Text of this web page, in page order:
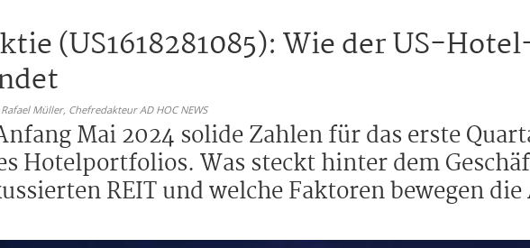
(US1618281085): Wie der US-
Müller, Chefredakteur AD HOC NEWS
Mai 2024 solide Zahlen für das erste
Hotelportfolios. Was steckt hinter dem
REIT und welche Faktoren bewegen